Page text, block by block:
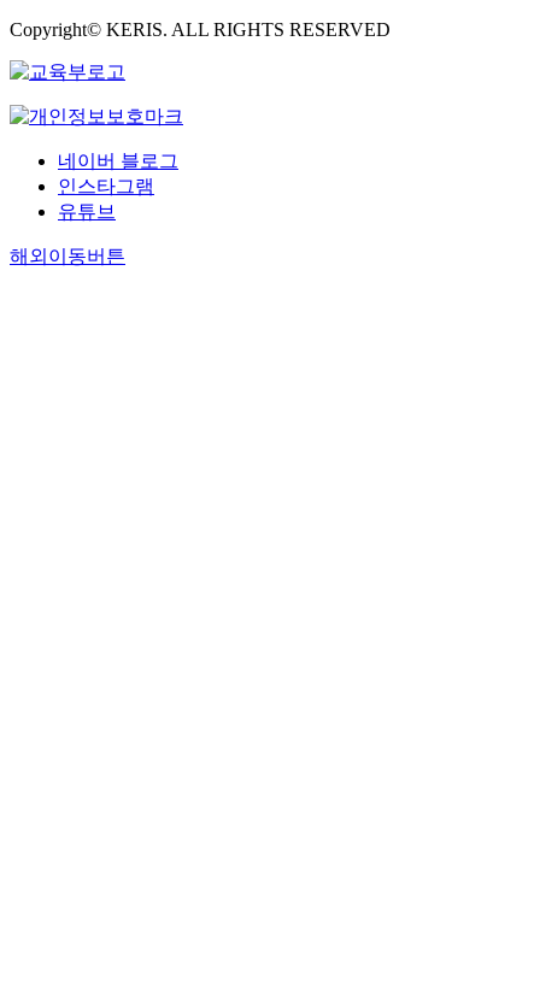
Copyright© KERIS. ALL RIGHTS RESERVED
네이버 블로그
인스타그램
유튜브
해외이동버튼